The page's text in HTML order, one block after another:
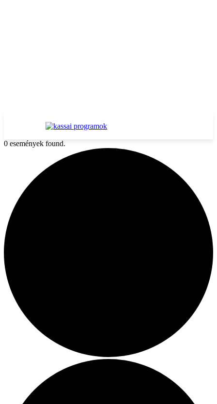
0 események found.